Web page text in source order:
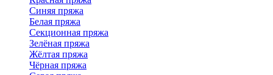
Синяя пряжа
Белая пряжа
Секционная пряжа
Зелёная пряжа
Жёлтая пряжа
Чёрная пряжа